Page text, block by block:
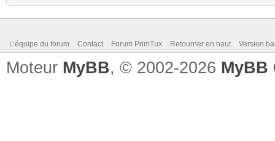
L’équipe du forum Contact Forum PrimTux Retourner en haut Version
Moteur MyBB, © 2002-2026 MyBB